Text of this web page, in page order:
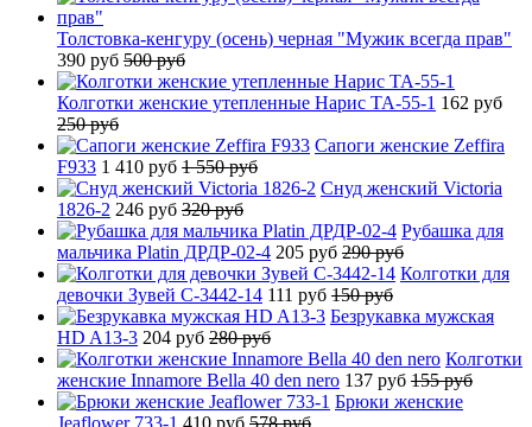
Толстовка-кенгуру (осень) черная "Мужик всегда прав"
390 руб 500 руб
Колготки женские утепленные Нарис TA-55-1 162 руб
250 руб
Сапоги женские Zeffira
F933 1 410 руб 1 550 руб
Снуд женский Victoria
1826-2 246 руб 320 руб
Рубашка для
мальчика Platin ДРДР-02-4 205 руб 290 руб
Колготки для
девочки Зувей C-3442-14 111 руб 150 руб
Безрукавка мужская
HD A13-3 204 руб 280 руб
Колготки
женские Innamore Bella 40 den nero 137 руб 155 руб
Брюки женские
Jeaflower 733-1 410 руб 578 руб